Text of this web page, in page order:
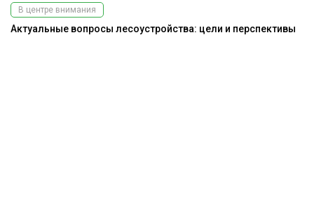
В центре внимания
Актуальные вопросы лесоустройства: цели и перспективы